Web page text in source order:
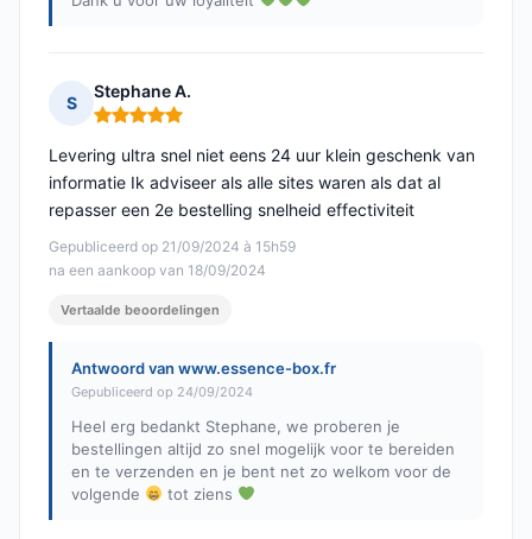
S
Stephane A.
Opmerking: 5 van 5
Gepubliceerd op 21/09/2024 à 15h59
na een aankoop van 18/09/2024
Levering ultra snel niet eens 24 uur klein geschenk van
informatie Ik adviseer als alle sites waren als dat al
repasser een 2e bestelling snelheid effectiviteit
Vertaalde beoordelingen
Antwoord van www.essence-box.fr
Gepubliceerd op 24/09/2024
Heel erg bedankt Stephane, we proberen je
bestellingen altijd zo snel mogelijk voor te bereiden
en te verzenden en je bent net zo welkom voor de
volgende
tot ziens